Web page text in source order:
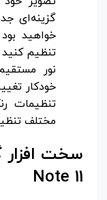
خواهید
تنظیم
نور
خودکار
تنظیمات
مختلف
سخت
Note 11